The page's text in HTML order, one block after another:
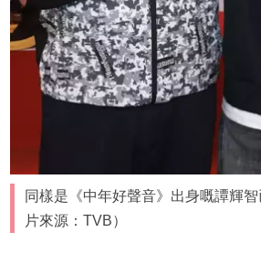
同樣是《中年好聲音》出身嘅譚輝
片來源：TVB）